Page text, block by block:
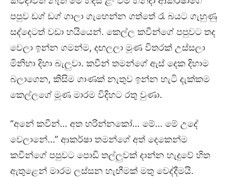
පපුව ඩග් ඩග් ගාලා ගැහෙන්න ගත්තේ රෑ බයට ගැහුණු
සද්දෙටත් වඩා හයියෙන්. කෙල්ල කවීන්ගේ පපුවට තද
වෙලා ඉන්න ගමන්ම, දඟලලා මූණ විතරක් උස්සලා
මිනිහා දිහා බැලුවා. කවීන් තමන්ගේ ඇස් දෙක දිහාම
බලාගෙන, කිසිම ගාණක් නැතුව ඉන්න හැටි දැක්කම
කෙල්ලගේ මූණ මාරම විදිහට රතු වුණා.
“අනේ කවීන්… අත හරින්නකෝ… මේ… මේ උදේ
වෙලානේ…” ආකර්ෂා තමන්ගේ අත් දෙකෙන්ම
කවීන්ගේ පපුවට පොඩි තල්ලුවක් දාන්න හැදුවේ හිත
ඇතුළෙන් මාරම ලස්සන හැඟීමක් මතු වෙද්දීමයි.